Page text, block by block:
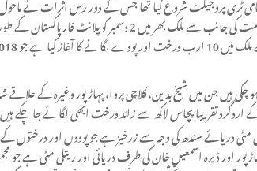
انتہائی خوشگوار اثرات مرتب کیے اس لیے اب کی بار بھی وفاقی حکومت کی جانب سے ملک بھر میں 2 دسمبر کو پلانٹ فار
منایا گیا. پلانٹ فار پاکستان کے تحت وزیراعظم پاکستان نے
سے 2019 تک 4کروڑ پلانٹیشن ہو چکی ہیں جن میں شیخ بدین، کلاچی پروا، پہاڑپور وغیرہ کے
تقریبا پچاس لاکھ سے زائد درخت ابھی لگائے جا چکے
دریائے سندھ کی وجہ سے زرخیز ہے جو پودوں اور درختوں
ڈیرہ اسمعیل خان کی طرف دریائی اور ریتلی مٹی ہے جو